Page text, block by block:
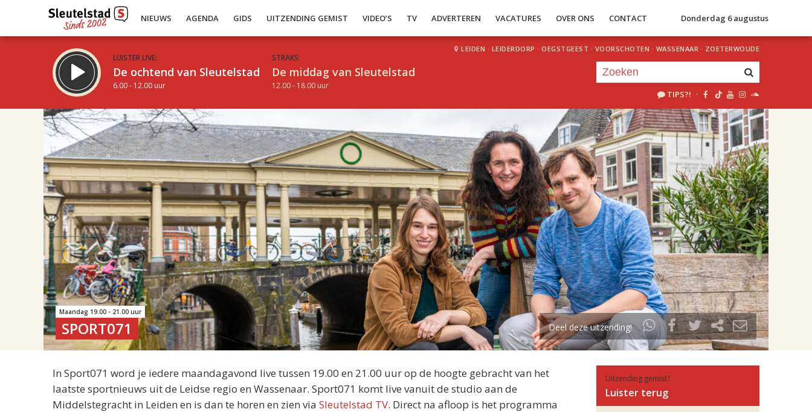
NIEUWS AGENDA GIDS UITZENDING GEMIST VIDEO’S TV ADVERTEREN VACATURES OVER ONS CONTACT Donderdag 6 augustus
LUISTER LIVE:
De ochtend van Sleutelstad
6.00 - 12.00 uur
STRAKS:
De middag van Sleutelstad
12.00 - 18.00 uur
LEIDEN · LEIDERDORP · OEGSTGEEST · VOORSCHOTEN · WASSENAAR · ZOETERWOUDE
TIPS?! ·
19.00 20.00
Je luistert nu naaruur 1 van 2
«Vorig uur Volgend uur»
Inklappen
Maandag 19.00 - 21.00 uur
SPORT071 Deel deze uitzending!
In Sport071 word je iedere maandagavond live tussen 19.00 en 21.00 uur op de hoogte gebracht van het
laatste sportnieuws uit de Leidse regio en Wassenaar. Sport071 komt live vanuit de studio aan de
Middelstegracht in Leiden en is dan te horen en zien via Sleutelstad TV. Direct na afloop is het programma
Uitzending gemist?
Luister terug